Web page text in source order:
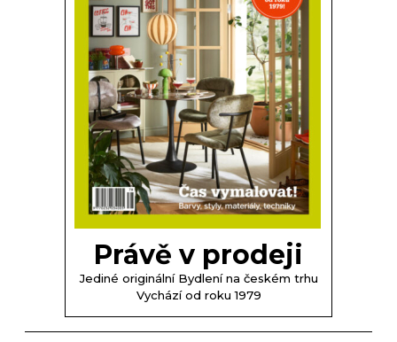
Právě v prodeji
Jediné originální Bydlení na českém trhu
Vychází od roku 1979